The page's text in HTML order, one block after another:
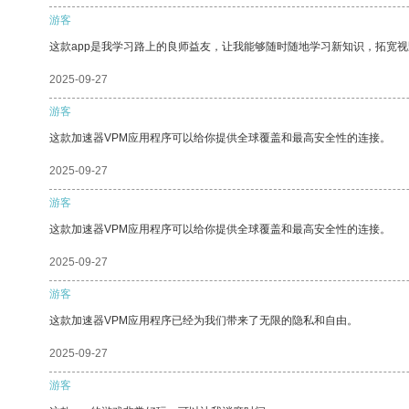
游客
这款app是我学习路上的良师益友，让我能够随时随地学习新知识，拓宽
2025-09-27
游客
这款加速器VPM应用程序可以给你提供全球覆盖和最高安全性的连接。
2025-09-27
游客
这款加速器VPM应用程序可以给你提供全球覆盖和最高安全性的连接。
2025-09-27
游客
这款加速器VPM应用程序已经为我们带来了无限的隐私和自由。
2025-09-27
游客